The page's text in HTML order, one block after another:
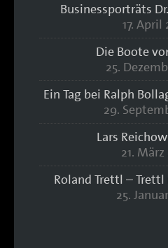
Businessporträts
17. April
Die Boote
25.
Ein Tag bei Ralph
29.
Lars
21.
Roland Trettl –
25.